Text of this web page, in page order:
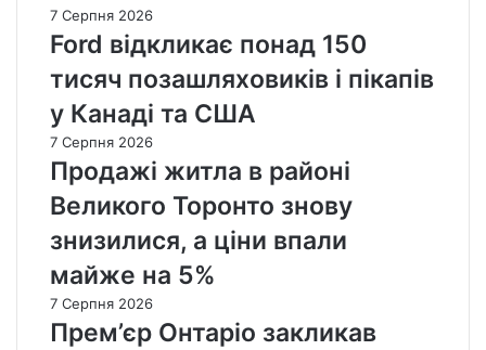
7 Серпня 2026
Ford відкликає понад 150
тисяч позашляховиків і пікапів
у Канаді та США
7 Серпня 2026
Продажі житла в районі
Великого Торонто знову
знизилися, а ціни впали
майже на 5%
7 Серпня 2026
Прем’єр Онтаріо закликав